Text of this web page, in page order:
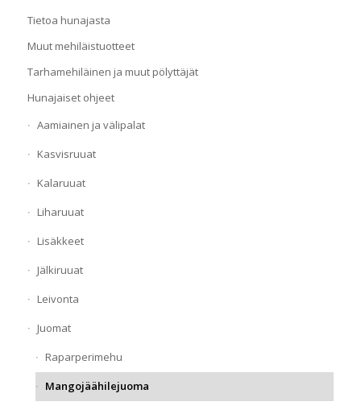
Tietoa hunajasta
Muut mehiläistuotteet
Tarhamehiläinen ja muut pölyttäjät
Hunajaiset ohjeet
Aamiainen ja välipalat
Kasvisruuat
Kalaruuat
Liharuuat
Lisäkkeet
Jälkiruuat
Leivonta
Juomat
Raparperimehu
Mangojäähilejuoma